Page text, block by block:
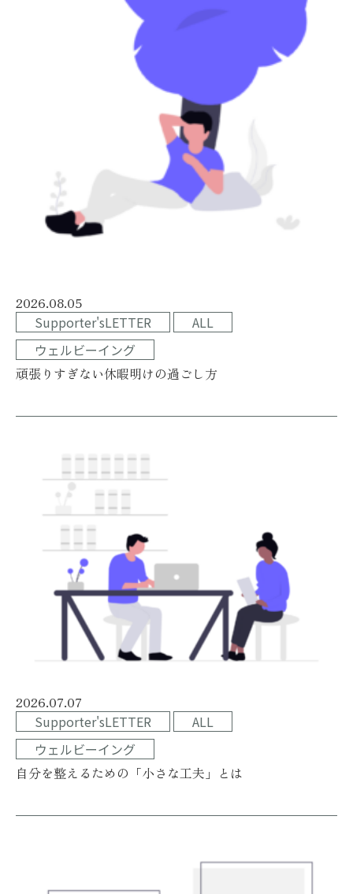
Supporter'sLETTER
ALL
ウェルビーイング
2026.08.05
頑張りすぎない休暇明けの過ごし方
Supporter'sLETTER
ALL
ウェルビーイング
2026.07.07
自分を整えるための「小さな工夫」とは